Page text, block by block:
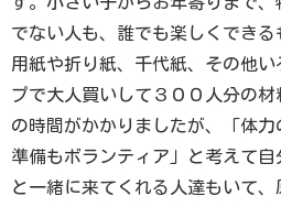
でない人も、誰でも楽しくでき
用紙や折り紙、千代紙、その他
プで大人買いして３００人分の
の時間がかかりましたが、「体
準備もボランティア」と考えて
と一緒に来てくれる人達もいて